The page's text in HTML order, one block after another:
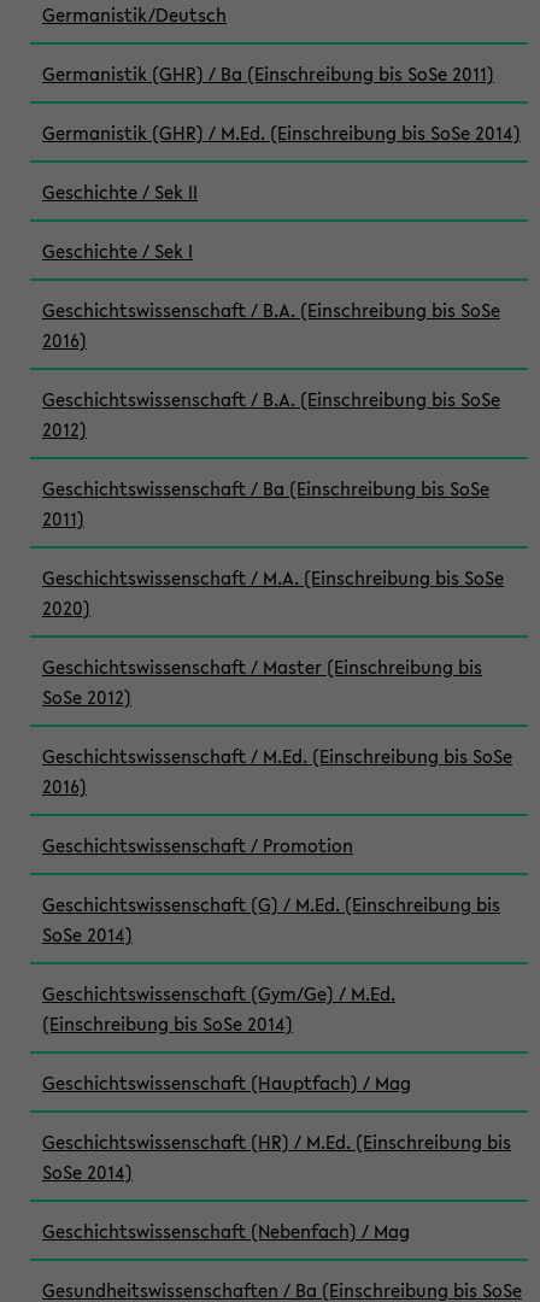
Germanistik/Deutsch
Germanistik (GHR) / Ba (Einschreibung bis SoSe 2011)
Germanistik (GHR) / M.Ed. (Einschreibung bis SoSe 2014)
Geschichte / Sek II
Geschichte / Sek I
Geschichtswissenschaft / B.A. (Einschreibung bis SoSe
2016)
Geschichtswissenschaft / B.A. (Einschreibung bis SoSe
2012)
Geschichtswissenschaft / Ba (Einschreibung bis SoSe
2011)
Geschichtswissenschaft / M.A. (Einschreibung bis SoSe
2020)
Geschichtswissenschaft / Master (Einschreibung bis
SoSe 2012)
Geschichtswissenschaft / M.Ed. (Einschreibung bis SoSe
2016)
Geschichtswissenschaft / Promotion
Geschichtswissenschaft (G) / M.Ed. (Einschreibung bis
SoSe 2014)
Geschichtswissenschaft (Gym/Ge) / M.Ed.
(Einschreibung bis SoSe 2014)
Geschichtswissenschaft (Hauptfach) / Mag
Geschichtswissenschaft (HR) / M.Ed. (Einschreibung bis
SoSe 2014)
Geschichtswissenschaft (Nebenfach) / Mag
Gesundheitswissenschaften / Ba (Einschreibung bis SoSe